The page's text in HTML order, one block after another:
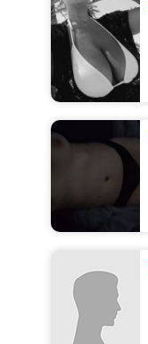
Lisa ..., 28